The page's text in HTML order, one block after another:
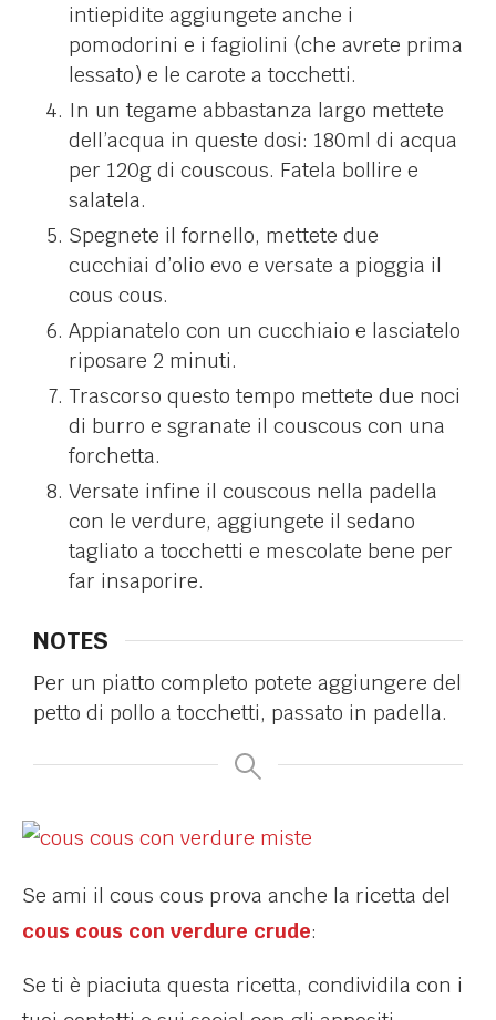
intiepidite aggiungete anche i
pomodorini e i fagiolini (che avrete prima
lessato) e le carote a tocchetti.
In un tegame abbastanza largo mettete
dell’acqua in queste dosi: 180ml di acqua
per 120g di couscous. Fatela bollire e
salatela.
Spegnete il fornello, mettete due
cucchiai d’olio evo e versate a pioggia il
cous cous.
Appianatelo con un cucchiaio e lasciatelo
riposare 2 minuti.
Trascorso questo tempo mettete due noci
di burro e sgranate il couscous con una
forchetta.
Versate infine il couscous nella padella
con le verdure, aggiungete il sedano
tagliato a tocchetti e mescolate bene per
far insaporire.
NOTES
Per un piatto completo potete aggiungere del
petto di pollo a tocchetti, passato in padella.
Se ami il cous cous prova anche la ricetta del
cous cous con verdure crude:
Se ti è piaciuta questa ricetta, condividila con i